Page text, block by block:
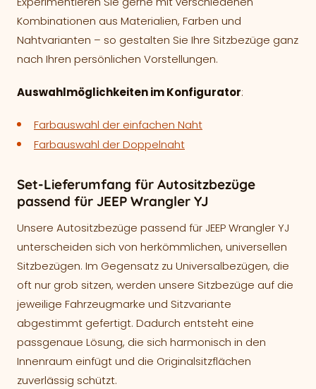
Kombinationen aus Materialien, Farben und
Nahtvarianten – so gestalten Sie Ihre Sitzbezüge ganz
nach Ihren persönlichen Vorstellungen.
Auswahlmöglichkeiten im Konfigurator:
Farbauswahl der einfachen Naht
Farbauswahl der Doppelnaht
Set-Lieferumfang für Autositzbezüge
passend für JEEP Wrangler YJ
Unsere Autositzbezüge passend für JEEP Wrangler YJ
unterscheiden sich von herkömmlichen, universellen
Sitzbezügen. Im Gegensatz zu Universalbezügen, die
oft nur grob sitzen, werden unsere Sitzbezüge auf die
jeweilige Fahrzeugmarke und Sitzvariante
abgestimmt gefertigt. Dadurch entsteht eine
passgenaue Lösung, die sich harmonisch in den
Innenraum einfügt und die Originalsitzflächen
zuverlässig schützt.